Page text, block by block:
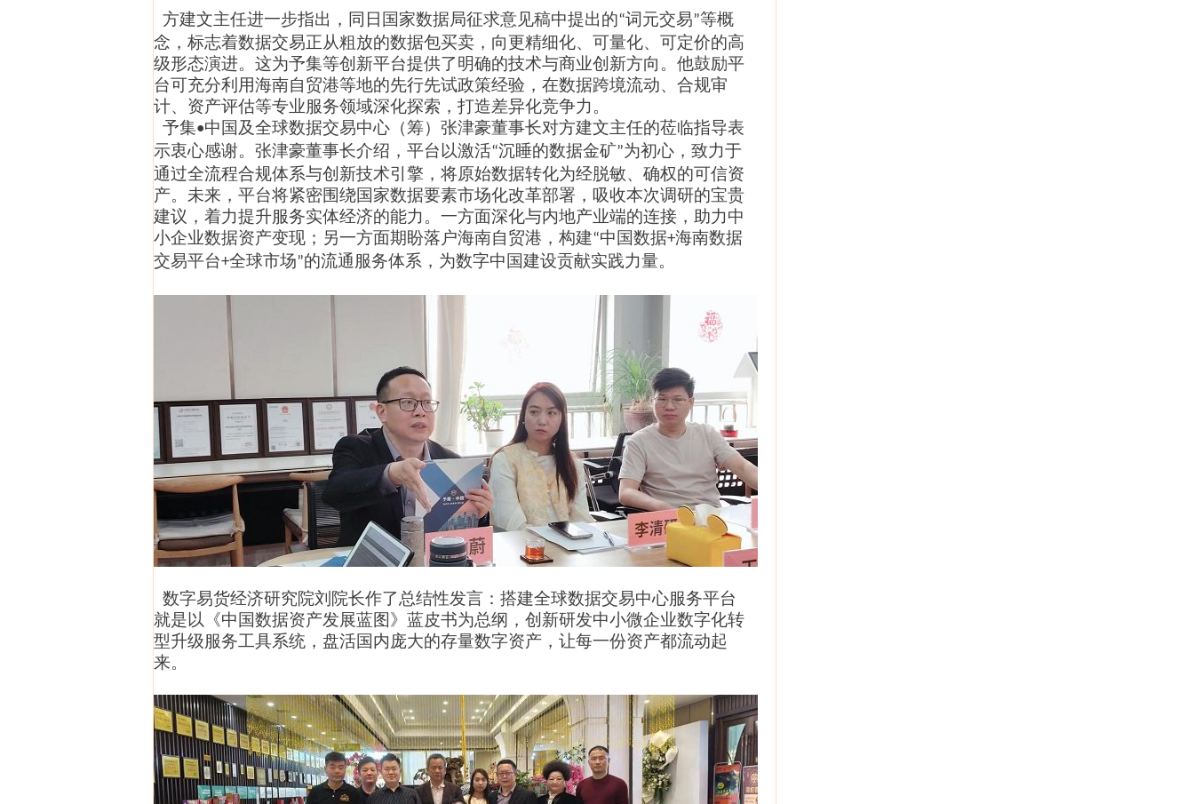
方建文主任进一步指出，同日国家数据局征求意见稿中提出的“词元交易”等概
念，标志着数据交易正从粗放的数据包买卖，向更精细化、可量化、可定价的高
级形态演进。这为予集等创新平台提供了明确的技术与商业创新方向。他鼓励平
台可充分利用海南自贸港等地的先行先试政策经验，在数据跨境流动、合规审
计、资产评估等专业服务领域深化探索，打造差异化竞争力。
予集•中国及全球数据交易中心（筹） 张津豪董事长对方建文主任的莅临指导表
示衷心感谢。 张津豪董事长介绍，平台以激活“沉睡的数据金矿”为初心，致力于
通过全流程合规体系与创新技术引擎，将原始数据转化为经脱敏、确权的可信资
产。未来，平台将紧密围绕国家数据要素市场化改革部署，吸收本次调研的宝贵
建议，着力提升服务实体经济的能力。一方面深化与内地产业端的连接，助力中
小企业数据资产变现；另一方面期盼落户海南自贸港，构建“中国数据+海南数据
交易平台+全球市场”的流通服务体系，为数字中国建设贡献实践力量。
数字易货经济研究院刘院长作了总结性发言：搭建全球数据交易中心服务平台
就是以 《中国数据资产发展蓝图》 蓝皮书为总纲，创新研发中小微企业数字化转
型升级服务工具系统，盘活国内庞大的存量数字资产，让每一份资产都流动起
来。